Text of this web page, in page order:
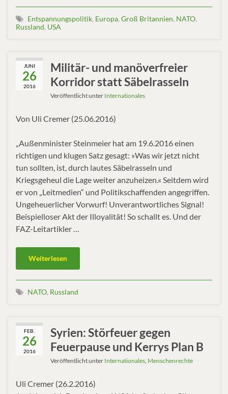
Entspannungspolitik, Europa, Groß Britannien, NATO,
Russland, USA
JUNI
26
2016
Militär- und manöverfreier
Korridor statt Säbelrasseln
Veröffentlicht unter Internationales
Von Uli Cremer (25.06.2016)
„Außenminister Steinmeier hat am 19.6.2016 einen
richtigen und klugen Satz gesagt: »Was wir jetzt nicht
tun sollten, ist, durch lautes Säbelrasseln und
Kriegsgeheul die Lage weiter anzuheizen.« Seitdem wird
er von „Leitmedien“ und Politikschaffenden angegriffen.
Ungeheuerlicher Vorwurf! Unverantwortliches Signal!
Beispielloser Akt der Illoyalität! So schallt es. Und der
FAZ-Leitartikler …
Weiterlesen
NATO, Russland
FEB.
26
2016
Syrien: Störfeuer gegen
Feuerpause und Kerrys Plan B
Veröffentlicht unter Internationales Menschenrechte
Uli Cremer (26.2.2016)